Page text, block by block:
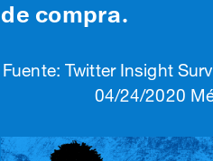
de compra.
Fuente: Twitter Insight
04/24/2020